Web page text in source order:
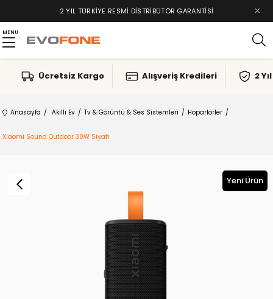
2 YIL TÜRKIYE RESMI DISTRIBÜTÖR GARANTISI ×
MENU
Ücretsiz Kargo Alışveriş Kredileri 2
Anasayfa Akıllı Ev Tv & Görüntü & Ses Sistemleri Hoparlörler
Xiaomi Sound Outdoor 30W Siyah
Yeni Ürün